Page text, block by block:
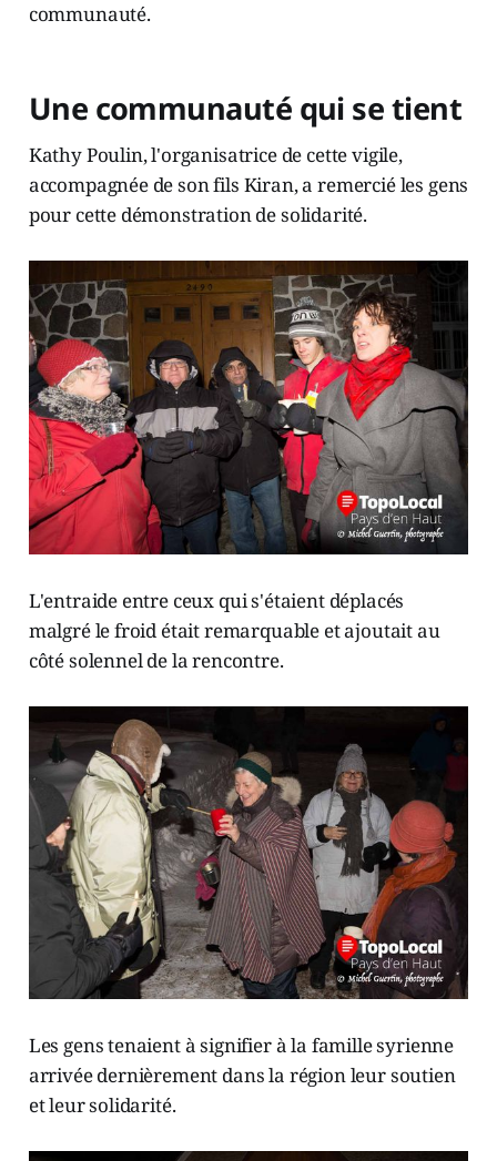
communauté.
Une communauté qui se tient
Kathy Poulin, l'organisatrice de cette vigile,
accompagnée de son fils Kiran, a remercié les gens
pour cette démonstration de solidarité.
L'entraide entre ceux qui s'étaient déplacés
malgré le froid était remarquable et ajoutait au
côté solennel de la rencontre.
Les gens tenaient à signifier à la famille syrienne
arrivée dernièrement dans la région leur soutien
et leur solidarité.